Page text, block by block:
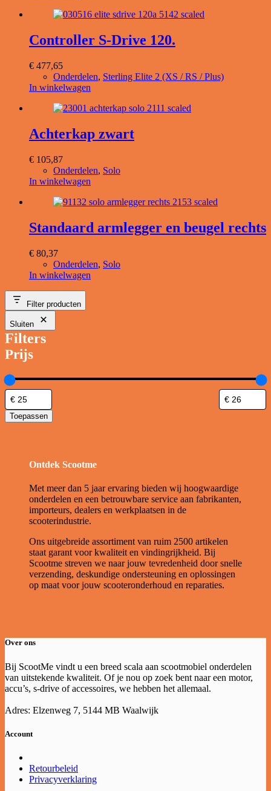
Controller S-Drive 120.
€ 477,65
Onderdelen, Sterling Elite 2 (XS / RS / Plus)
In winkelwagen
Achterkap zwart
€ 105,87
Onderdelen, Solo
In winkelwagen
Standaard armlegger en beugel rechts
€ 80,37
Onderdelen, Solo
In winkelwagen
Filter producten
Sluiten
Filters
Prijs
Toepassen
Ontdek Scootme
Met meer dan 5 jaar ervaring bieden wij hoogwaardige
onderdelen en een betrouwbare service aan fabrikanten,
importeurs, dealers en werkplaatsen in de
scooterindustrie.
Ons uitgebreide assortiment van ruim 2500 artikelen
staat garant voor kwaliteit en vindingrijkheid. Bij
Scootme streven we naar jouw tevredenheid door snelle
verzending, deskundige ondersteuning en oplossingen
op maat voor jouw scooteronderhoud en reparaties.
Over ons
Bij ScootMe vindt u een breed scala aan scootmobiel onderdelen
van uitstekende kwaliteit. Of je nou op zoek bent naar een motor,
accu’s, s-drive of accessoires, we hebben het allemaal.
Adres: Elzenweg 7, 5144 MB Waalwijk
Account
Retourbeleid
Privacyverklaring